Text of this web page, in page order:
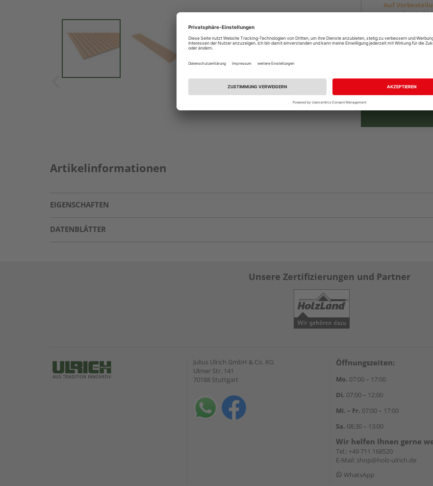
Auf
Beim
Verfügbar in
Artikelinformationen
EIGENSCHAFTEN
DATENBLÄTTER
Unsere Zertifizierungen und Partner
Julius Ulrich GmbH & Co. KG
Ulmer Str. 141
70188 Stuttgart
Öffnungszeiten:
Mo. 07:00 – 17:00
Di. 07:00 – 12:00
Mi. – Fr. 07:00 – 17:00
Sa. 08:30 – 13:00
Wir helfen Ihnen gerne
Tel.: +49 711 168520
E-Mail: shop@holz-ulrich.de
WhatsApp